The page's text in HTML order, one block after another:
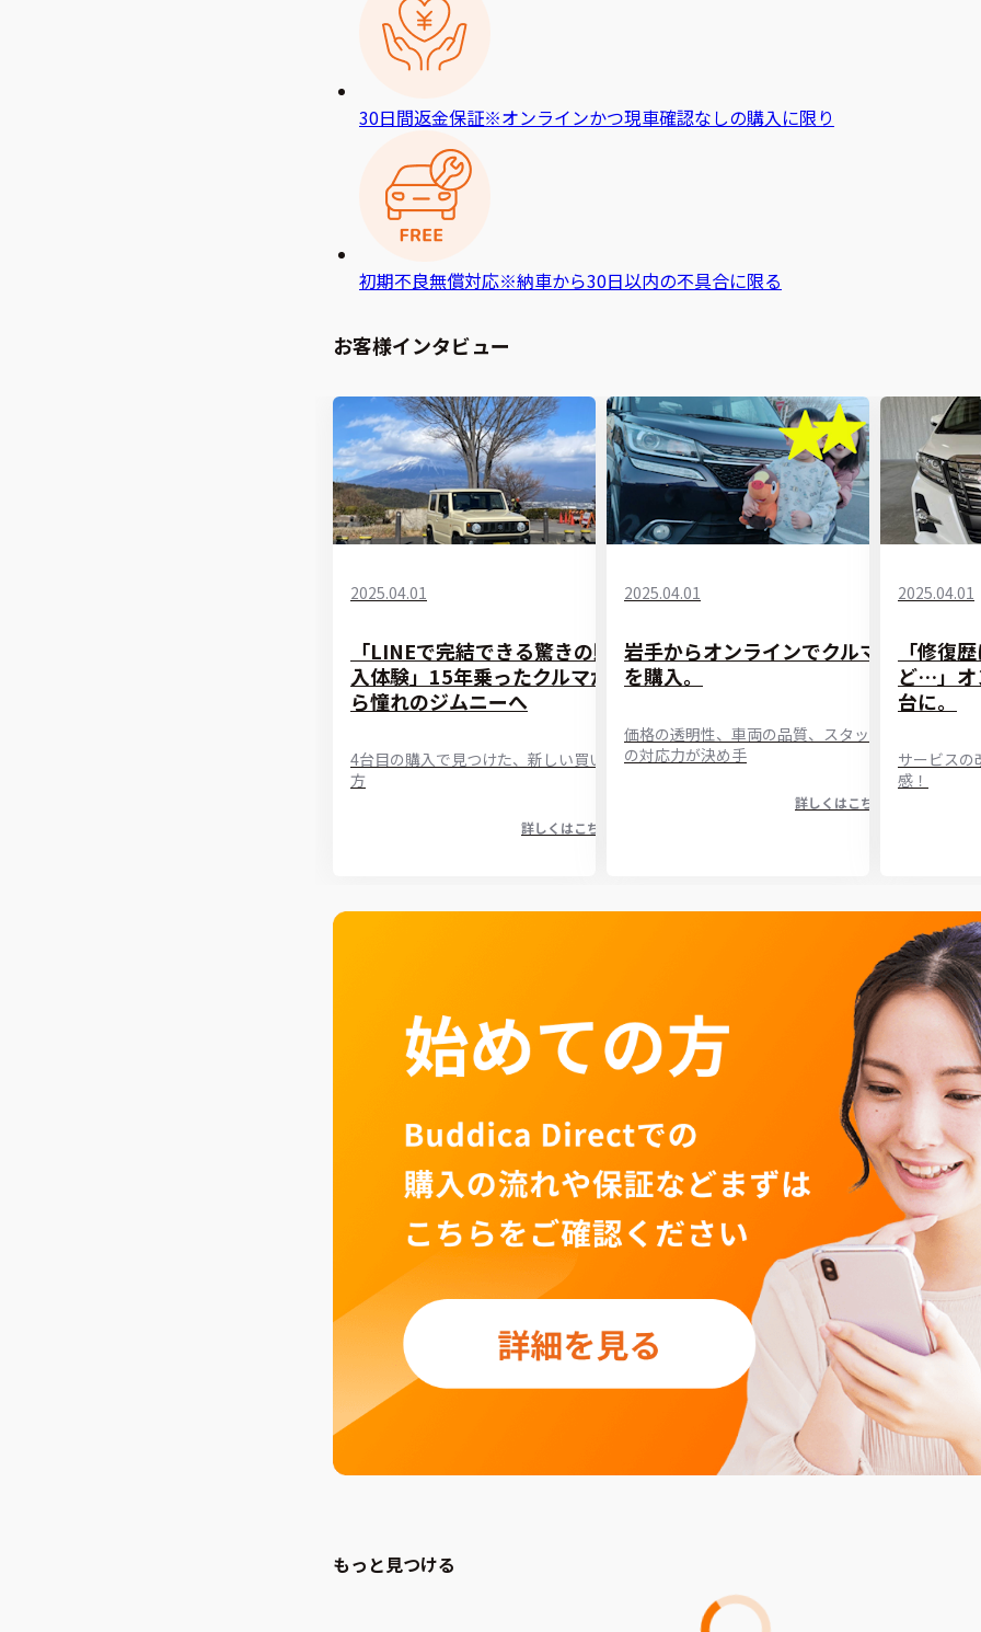
30日間返金保証※オンラインかつ現車確認なしの購入に限り
初期不良無償対応※納車から30日以内の不具合に限る
お客様インタビュー
2025.04.01
「LINEで完結できる驚きの購
入体験」15年乗ったクルマか
ら憧れのジムニーへ
4台目の購入で見つけた、新しい買い
方
詳しくはこちら
2025.04.01
岩手からオンラインでクルマ
を購入。
価格の透明性、車両の品質、スタッフ
の対応力が決め手
詳しくはこちら
2025.04.01
「修復
ど…」オ
台に。
サービスの
感！
もっと見つける